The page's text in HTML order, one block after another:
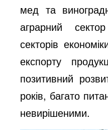
мед та
аграрний
секторів
експорту
позитивний
років, багато
невирішеними.